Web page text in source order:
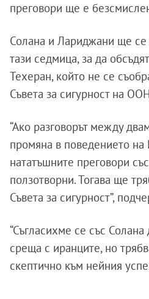
преговори ще е
Солана и Лариджани ще
тази седмица, за да
Техеран, който не се
Съвета за сигурност на
“Ако разговорът между
промяна в поведението на
нататъшните преговори
ползотворни. Тогава ще
Съвета за сигурност”,
“Съгласихме се със
среща с иранците, но
скептично към нейния